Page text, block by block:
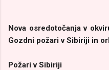
Nova osredotočanja v
Gozdni požari v Sibiriji in
Požari v Sibiriji